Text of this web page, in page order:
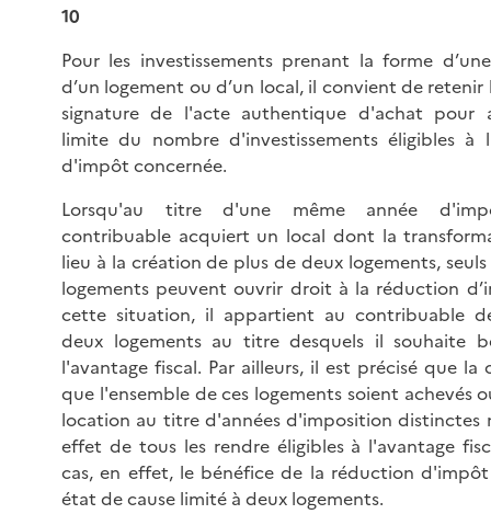
10
Pour les investissements prenant la forme
d’un logement ou d’un local, il convient de
signature de l'acte authentique d'achat pour
limite du nombre d'investissements éligibles à
d'impôt concernée.
Lorsqu'au titre d'une même année
contribuable acquiert un local dont la
lieu à la création de plus de deux logements,
logements peuvent ouvrir droit à la réduction
cette situation, il appartient au contribuable
deux logements au titre desquels il souhaite
l'avantage fiscal. Par ailleurs, il est précisé que la
que l'ensemble de ces logements soient achevés
location au titre d'années d'imposition distinctes
effet de tous les rendre éligibles à l'avantage
cas, en effet, le bénéfice de la réduction
état de cause limité à deux logements.